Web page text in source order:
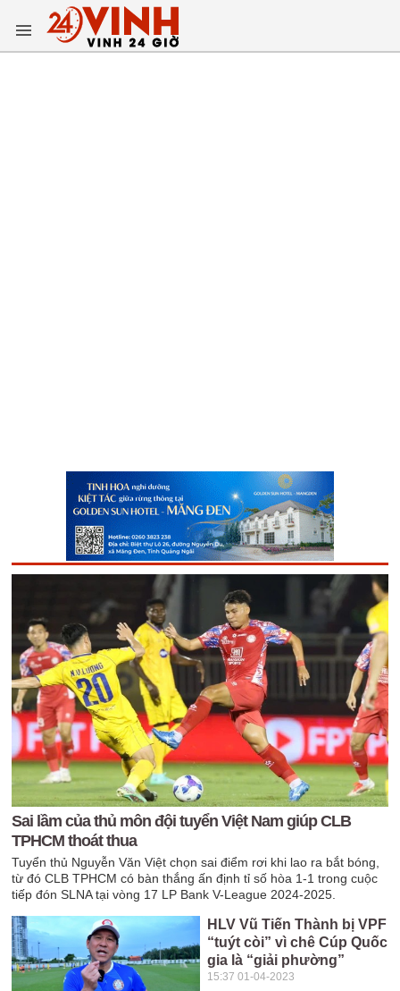
Sai lầm của thủ môn đội tuyển Việt Nam giúp CLB
TPHCM thoát thua
Tuyển thủ Nguyễn Văn Việt chọn sai điểm rơi khi lao ra bắt bóng,
từ đó CLB TPHCM có bàn thắng ấn định tỉ số hòa 1-1 trong cuộc
tiếp đón SLNA tại vòng 17 LP Bank V-League 2024-2025.
HLV Vũ Tiến Thành bị VPF
“tuýt còi” vì chê Cúp Quốc
gia là “giải phường”
15:37 01-04-2023